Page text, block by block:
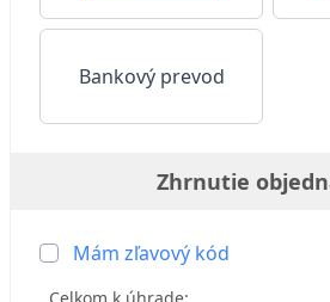
Bankový prevod
Zhrnutie
Mám zľavový kód